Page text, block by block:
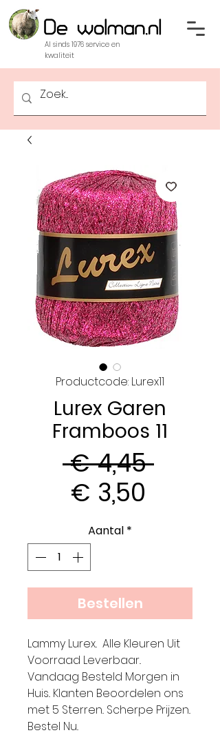
Al sinds 1976 service en
kwaliteit
Productcode: Lurex11
Lurex Garen
Framboos 11
€ 4,45
€ 3,50
Aantal *
Bestellen
Lammy Lurex.. Alle Kleuren Uit
Voorraad Leverbaar..
Vandaag Besteld Morgen in
Huis.. Klanten Beoordelen ons
met 5 Sterren.. Scherpe Prijzen..
Bestel Nu..